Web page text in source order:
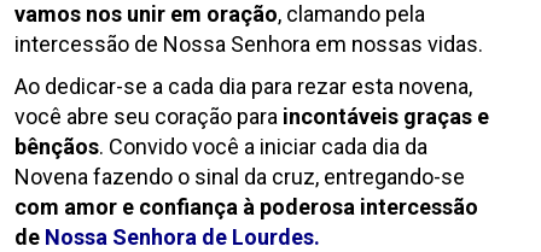
vamos nos unir em oração, clamando pela
intercessão de Nossa Senhora em nossas vidas.
Ao dedicar-se a cada dia para rezar esta novena,
você abre seu coração para incontáveis graças e
bênçãos. Convido você a iniciar cada dia da
Novena fazendo o sinal da cruz, entregando-se
com amor e confiança à poderosa intercessão
de Nossa Senhora de Lourdes.